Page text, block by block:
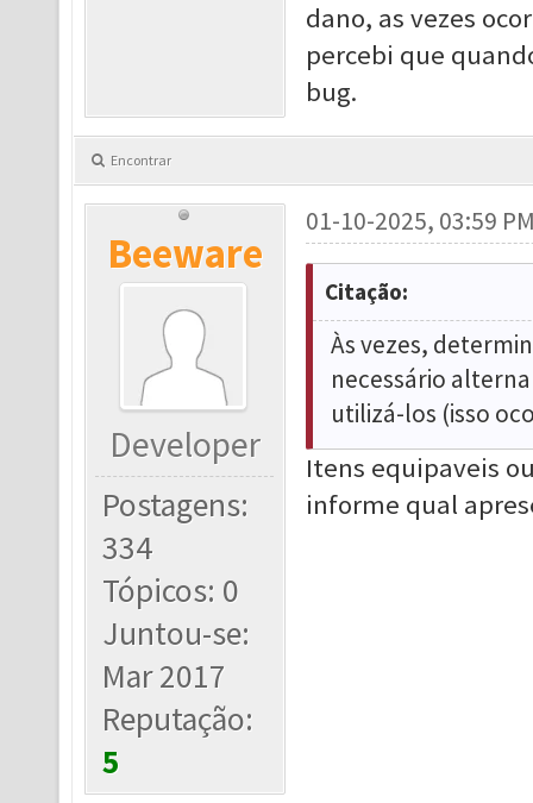
dano, as vezes
percebi que
bug.
Encontrar
Beeware
Developer
Postagens:
334
Tópicos: 0
Juntou-se:
Mar 2017
Reputação:
5
01-10-2025, 03:59
Citação:
Às vezes,
necessário
utilizá-los (isso
Itens equipaveis
informe qual